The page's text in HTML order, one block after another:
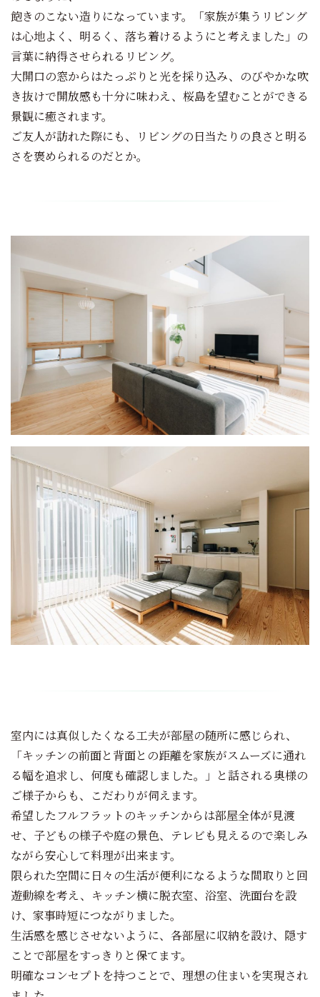
飽きのこない造りになっています。「家族が集うリビング
は心地よく、明るく、落ち着けるようにと考えました」の
言葉に納得させられるリビング。
大開口の窓からはたっぷりと光を採り込み、のびやかな吹
き抜けで開放感も十分に味わえ、桜島を望むことができる
景観に癒されます。
ご友人が訪れた際にも、リビングの日当たりの良さと明る
さを褒められるのだとか。
室内には真似したくなる工夫が部屋の随所に感じられ、
「キッチンの前面と背面との距離を家族がスムーズに通れ
る幅を追求し、何度も確認しました。」と話される奥様の
ご様子からも、こだわりが伺えます。
希望したフルフラットのキッチンからは部屋全体が見渡
せ、子どもの様子や庭の景色、テレビも見えるので楽しみ
ながら安心して料理が出来ます。
限られた空間に日々の生活が便利になるような間取りと回
遊動線を考え、キッチン横に脱衣室、浴室、洗面台を設
け、家事時短につながりました。
生活感を感じさせないように、各部屋に収納を設け、隠す
ことで部屋をすっきりと保てます。
明確なコンセプトを持つことで、理想の住まいを実現され